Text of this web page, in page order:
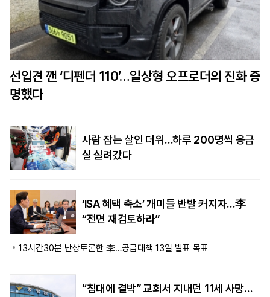
선입견 깬 ‘디펜더 110’…일상형 오프로더의 진화 증
명했다
사람 잡는 살인 더위…하루 200명씩 응급
실 실려갔다
‘ISA 혜택 축소’ 개미들 반발 커지자…李
“전면 재검토하라”
13시간30분 난상토론한 李…공급대책 13일 발표 목표
“침대에 결박” 교회서 지내던 11세 사망…